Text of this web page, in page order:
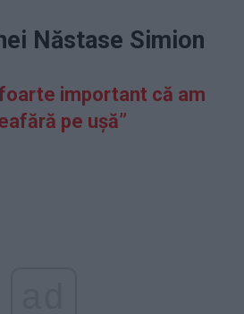
Năstase Simion
important că am
pe ușă”